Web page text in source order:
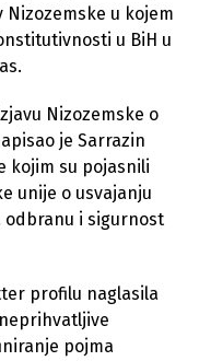
Nizozemske u kojem
u BiH u
Nizozemske o
je Sarrazin
kojim su pojasnili
unije o usvajanju
odbranu i sigurnost
profilu naglasila
pojma